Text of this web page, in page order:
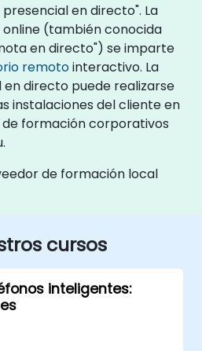
en directo". La
(también conocida
en directo") se imparte
remotointeractivo. La
directo puede realizarse
instalaciones del cliente en
de formación corporativos
de formación local
cursos
inteligentes: